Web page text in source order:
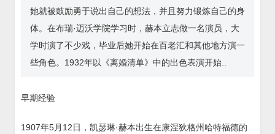
她就被鼓励勇于说出自己的想法，并且努力锻炼自己的身
体。在布瑞·迈沃学院学习时，赫本立志做一名演员，大
学时演了不少戏，毕业后她开始在百老汇和其他地方演一
些角色。1932年以《离婚清单》中的出色表演开始..
早期经验
1907年5月12日，凯瑟琳·赫本出生在康涅狄格州哈特福德的